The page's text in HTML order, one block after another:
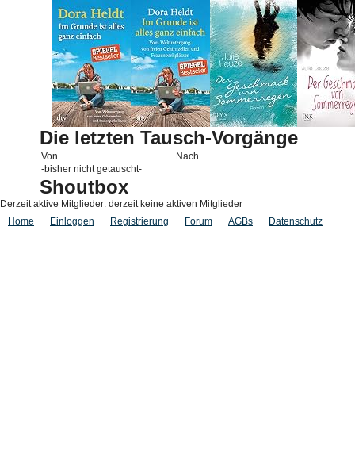
Die letzten Tausch-Vorgänge
Von
Nach
-bisher nicht getauscht-
Shoutbox
Derzeit aktive Mitglieder: derzeit keine aktiven Mitglieder
Home
Einloggen Registrierung Forum AGBs Datenschutz